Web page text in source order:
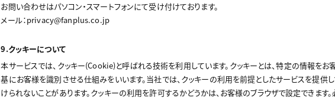
お問い合わせはパソコン・スマートフォンにて受け付けております。
メール：privacy@fanplus.co.jp
9.クッキーについて
本サービスでは、クッキー(Cookie)と呼ばれる技術を利用しています。クッキーとは、特定の情報
基にお客様を識別させる仕組みをいいます。当社では、クッキーの利用を前提としたサービスを提供
けられないことがあります。クッキーの利用を許可するかどうかは、お客様のブラウザで設定できます